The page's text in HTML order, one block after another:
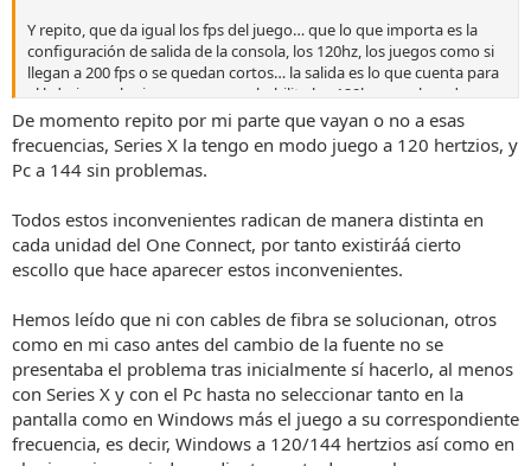
Y repito, que da igual los fps del juego… que lo que importa es la
configuración de salida de la consola, los 120hz, los juegos como si
llegan a 200 fps o se quedan cortos… la salida es lo que cuenta para
el hdmi… cualquier persona que habilite los 120hz con el modo
juego, le puede fallar la tv…
De momento repito por mi parte que vayan o no a esas
frecuencias, Series X la tengo en modo juego a 120 hertzios, y
Pc a 144 sin problemas.
Todos estos inconvenientes radican de manera distinta en
cada unidad del One Connect, por tanto existiráá cierto
escollo que hace aparecer estos inconvenientes.
Hemos leído que ni con cables de fibra se solucionan, otros
como en mi caso antes del cambio de la fuente no se
presentaba el problema tras inicialmente sí hacerlo, al menos
con Series X y con el Pc hasta no seleccionar tanto en la
pantalla como en Windows más el juego a su correspondiente
frecuencia, es decir, Windows a 120/144 hertzios así como en